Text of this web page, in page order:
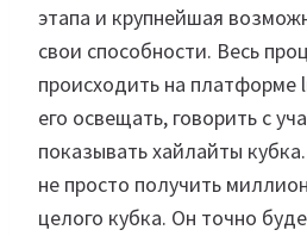
этапа и крупнейшая
свои способности. Весь
происходить на платформе
его освещать, говорить с
показывать хайлайты
не просто получить
целого кубка. Он точно